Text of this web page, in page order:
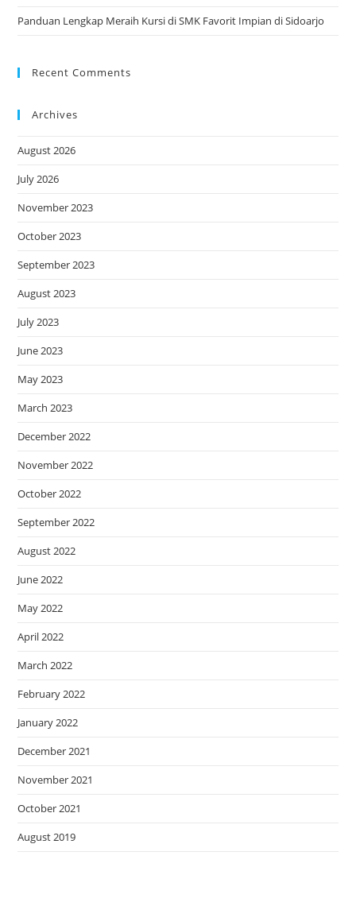
Panduan Lengkap Meraih Kursi di SMK Favorit Impian di Sidoarjo
Recent Comments
Archives
August 2026
July 2026
November 2023
October 2023
September 2023
August 2023
July 2023
June 2023
May 2023
March 2023
December 2022
November 2022
October 2022
September 2022
August 2022
June 2022
May 2022
April 2022
March 2022
February 2022
January 2022
December 2021
November 2021
October 2021
August 2019